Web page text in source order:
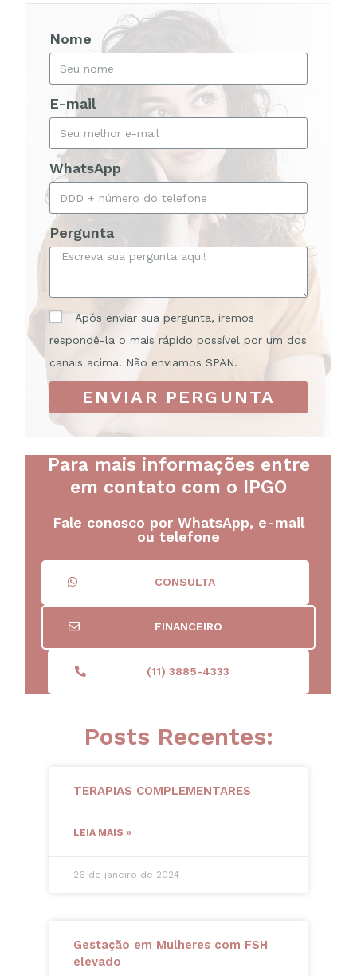
Nome
E-mail
WhatsApp
Pergunta
Após enviar sua pergunta, iremos
respondê-la o mais rápido possível por um dos
canais acima. Não enviamos SPAN.
ENVIAR PERGUNTA
Para mais informações entre
em contato com o IPGO
Fale conosco por WhatsApp, e-mail
ou telefone
CONSULTA
FINANCEIRO
(11) 3885-4333
Posts Recentes:
TERAPIAS COMPLEMENTARES
LEIA MAIS »
26 de janeiro de 2024
Gestação em Mulheres com FSH
elevado